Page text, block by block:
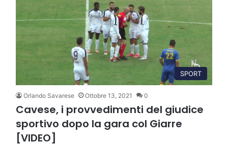
SPORT
Orlando Savarese Ottobre 13, 2021 0
Cavese, i provvedimenti del giudice
sportivo dopo la gara col Giarre
[VIDEO]